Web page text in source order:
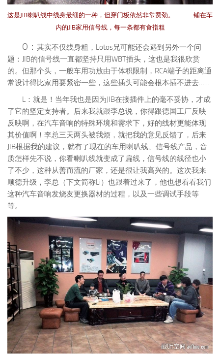
这是JIB喇叭线中线身最细的一种，但穿门板依然非常费劲。 铺在车
内的JIB家用信号线，每一条都有食指粗
O： 其实不仅线身粗，Lotos兄可能还会遇到另外一个问
题：JIB的信号线一直都坚持只用WBT插头，这也是我很欣赏
的。但那个头，一般车用功放由于体积限制，RCA端子的距离通
常设计得比家用要紧密一些，这些插头可能会根本插不进去……
L：就是！当年我也是因为JIB在接插件上的毫不妥协，才成
了它的坚定支持者。后来我就跟李总说，你得跟德国工厂反映
反映啊，在汽车音响的特殊环境和需求下，好的线材更能体现
其价值啊！李总三天两头被我烦，就把我的意见反馈了，后来
JIB根据我的建议，就有了现在的车用喇叭线、信号线产品，音
质怎样先不说，你看喇叭线就变成了扁线，信号线的线径也小
了不少，这种从善而流的厂家，还是很让我高兴的。这次我来
顺德升级，李总（下文简称Li）也跟着过来了，他也想看看我们
这种汽车音响发烧友更换器材的过程，以及一些调试手段等
等。